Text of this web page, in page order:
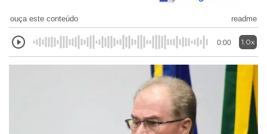
ouça este conteúdo readme
0:00 1.0x